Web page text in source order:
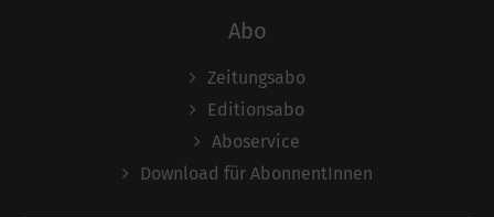
Abo
Zeitungsabo
Editionsabo
Aboservice
Download für AbonnentInnen